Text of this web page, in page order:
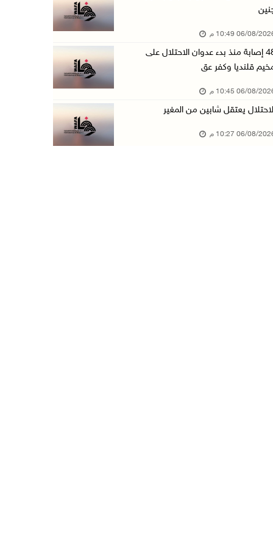
الاحتلال يخطر بإزالة أشجار زيتون والاستيلاء ع ...
رابطة العالم الإسلامي تدين تواصل انتهاكات الا ...
الاحتلال يدمّر بيت الزوجية قبل ساعات من الزفا ...
08/2026 10:49 م
48 إصابة منذ بدء عدوان الاحتلال على
قلنديا وكفر عق
08/2026 10:45 م
يعتقل شابين من المغير
08/2026 10:27 م